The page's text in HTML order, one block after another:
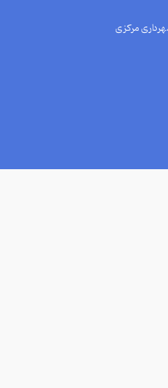
مرکزی